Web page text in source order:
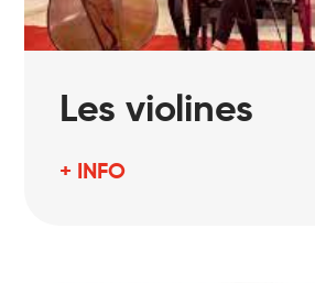
Les violines
+ INFO